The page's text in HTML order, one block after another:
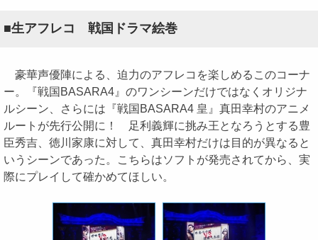
■生アフレコ 戦国ドラマ絵巻
豪華声優陣による、迫力のアフレコを楽しめるこのコーナ
ー。『戦国BASARA4』のワンシーンだけではなくオリジナ
ルシーン、さらには『戦国BASARA4 皇』真田幸村のアニメ
ルートが先行公開に！ 足利義輝に挑み王となろうとする豊
臣秀吉、徳川家康に対して、真田幸村だけは目的が異なると
いうシーンであった。こちらはソフトが発売されてから、実
際にプレイして確かめてほしい。